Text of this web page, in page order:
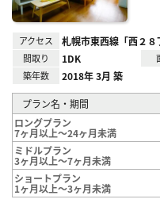
アクセス 札幌市東西線「西２
間取り 1DK
築年数 2018年 3月 築
プラン名・期間
ロングプラン
7ヶ月以上～24ヶ月未満
ミドルプラン
3ヶ月以上～7ヶ月未満
ショートプラン
1ヶ月以上～3ヶ月未満